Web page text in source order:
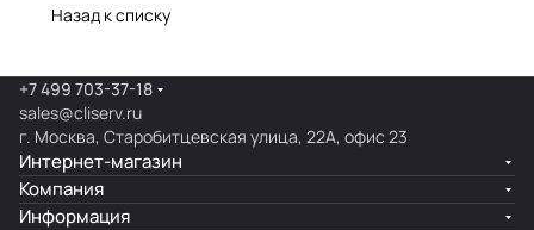
Назад к списку
+7 499 703-37-18
sales@cliserv.ru
г. Москва, Старобитцевская улица, 22А, офис 23
Интернет-магазин
Компания
Информация